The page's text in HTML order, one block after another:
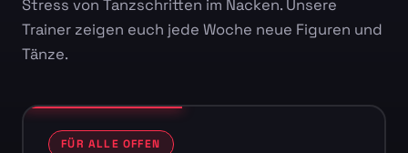
Stress von Tanzschritten im Nacken. Unsere
Trainer zeigen euch jede Woche neue Figuren und
Tänze.
FÜR ALLE OFFEN